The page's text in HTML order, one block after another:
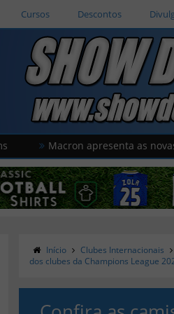
Cursos Descontos
Macron apresenta as novas
Início Clubes Internacionais
dos clubes da Champions League